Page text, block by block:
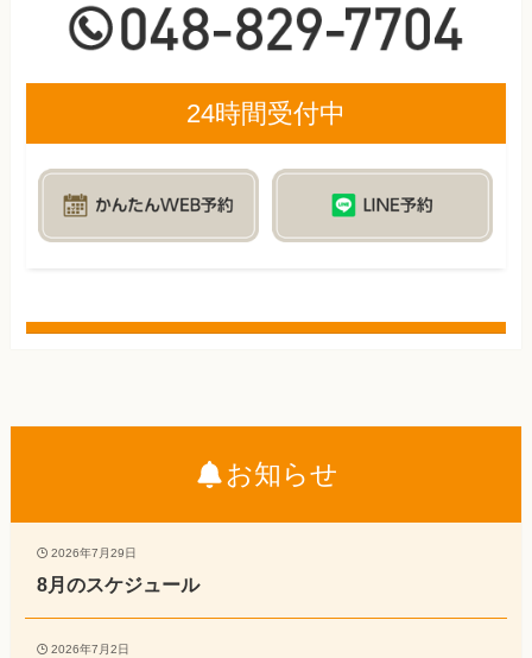
24時間受付中
お知らせ
2026年7月29日
8月のスケジュール
2026年7月2日